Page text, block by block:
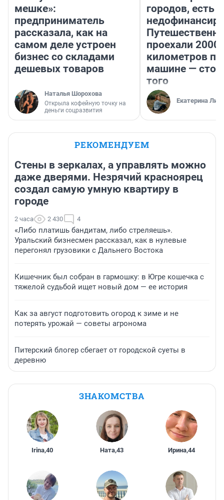
мешке»:
предприниматель
рассказала, как на
самом деле устроен
бизнес со складами
дешевых товаров
Наталья Шорохова
Открыла кофейную точку на
деньги соцразвития
городов, есть
проехали 2000
километров по
машине —
того
Екатерина
РЕКОМЕНДУЕМ
Стены в зеркалах, а управлять можно
даже дверями. Незрячий красноярец
создал самую умную квартиру в
городе
2 часа 2 430 4
«Либо платишь бандитам, либо стреляешь».
Уральский бизнесмен рассказал, как в нулевые
перегонял грузовики с Дальнего Востока
Кишечник был собран в гармошку: в Югре кошечка с
тяжелой судьбой ищет новый дом — ее история
Как за август подготовить огород к зиме и не
потерять урожай — советы агронома
Питерский блогер сбегает от городской суеты в
деревню
ЗНАКОМСТВА
Irina,40 Ната,43 Ирина,44